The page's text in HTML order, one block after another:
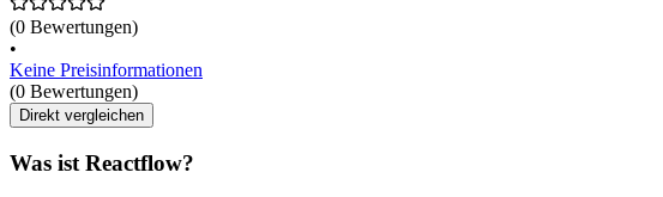
(0 Bewertungen)
•
Keine Preisinformationen
(0 Bewertungen)
Direkt vergleichen
Was ist Reactflow?